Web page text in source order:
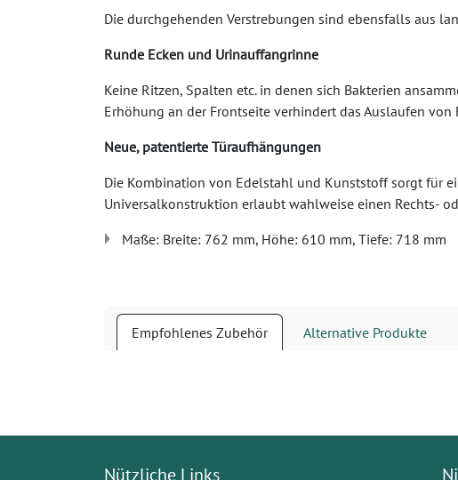
Die durchgehenden Verstrebungen sind ebensfalls aus
Runde Ecken und Urinauffangrinne
Keine Ritzen, Spalten etc. in denen sich Bakterien
Erhöhung an der Frontseite verhindert das Auslaufen von
Neue, patentierte Türaufhängungen
Die Kombination von Edelstahl und Kunststoff sorgt für
Universalkonstruktion erlaubt wahlweise einen Rechts-
Maße: Breite: 762 mm, Höhe: 610 mm, Tiefe: 718 mm
Empfohlenes Zubehör Alternative Produkte
Nützliche Links